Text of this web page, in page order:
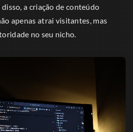
a criação de conteúdo
apenas atrai visitantes, mas
no seu nicho.